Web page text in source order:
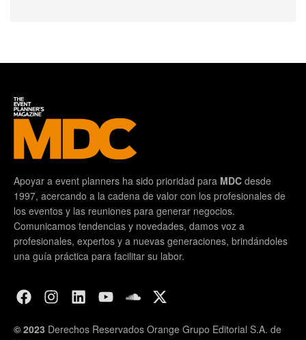
Apoyar a event planners ha sido prioridad para MDC desde
1997, acercando a la cadena de valor con los profesionales de
los eventos y las reuniones para generar negocios.
Comunicamos tendencias y novedades, damos voz a
profesionales, expertos y a nuevas generaciones, brindándoles
una guía práctica para facilitar su labor.
© 2023 Derechos Reservados Orange Grupo Editorial S.A. de